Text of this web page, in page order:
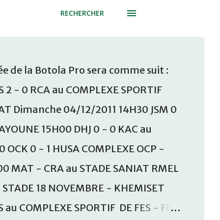
RECHERCHER
de la Botola Pro sera comme suit :
- 0 RCA au COMPLEXE SPORTIF
Dimanche 04/12/2011 14H30 JSM 0
15H00 DHJ 0 - 0 KAC au
OCK 0 - 1 HUSA COMPLEXE OCP -
MAT - CRA au STADE SANIAT RMEL
18 NOVEMBRE - KHEMISET
COMPLEXE SPORTIF DE FES - FES